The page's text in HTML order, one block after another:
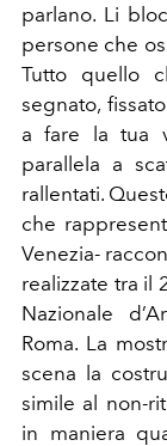
parlano. Li
persone che
Tutto quello
segnato,
a fare la tua
parallela a
rallentati.
che
Venezia-
realizzate tra il
Nazionale
Roma. La
scena la
simile al non-
in maniera